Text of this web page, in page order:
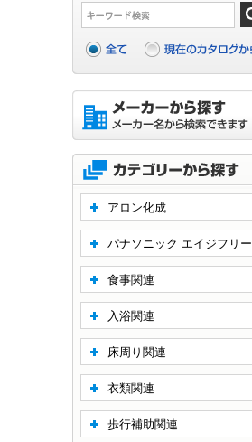
アロン化成
パナソニック エイジフリー
食事関連
入浴関連
床周り関連
衣類関連
歩行補助関連